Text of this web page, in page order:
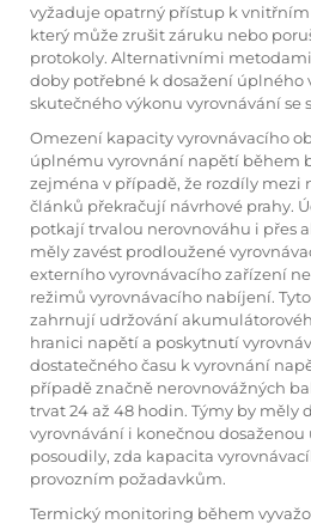
vyžaduje opatrný přístup k
který může zrušit záruku nebo
protokoly. Alternativními
doby potřebné k dosažení úplného
skutečného výkonu vyrovnávání se
Omezení kapacity vyrovnávacího
úplnému vyrovnání napětí během
zejména v případě, že rozdíly
článků překračují návrhové prahy.
potkají trvalou nerovnováhu i přes
měly zavést prodloužené
externího vyrovnávacího zařízení
režimů vyrovnávacího nabíjení.
zahrnují udržování
hranici napětí a poskytnutí
dostatečného času k vyrovnání
případě značně nerovnovážných
trvat 24 až 48 hodin. Týmy by měly
vyrovnávání i konečnou
posoudily, zda kapacita
provozním požadavkům.
Termický monitoring během